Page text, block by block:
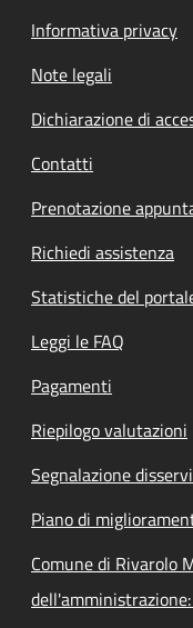
Informativa privacy
Note legali
Dichiarazione di
Contatti
Prenotazione
Richiedi assistenza
Statistiche del
Leggi le FAQ
Pagamenti
Riepilogo valutazioni
Segnalazione
Piano di
Comune di Rivarolo